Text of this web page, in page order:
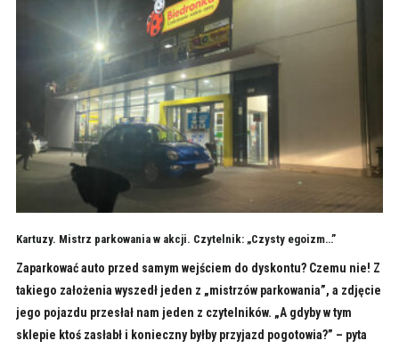
Kartuzy. Mistrz parkowania w akcji. Czytelnik: „Czysty egoizm…”
Zaparkować auto przed samym wejściem do dyskontu? Czemu nie! Z
takiego założenia wyszedł jeden z „mistrzów parkowania”, a zdjęcie
jego pojazdu przesłał nam jeden z czytelników. „A gdyby w tym
sklepie ktoś zasłabł i konieczny byłby przyjazd pogotowia?” – pyta